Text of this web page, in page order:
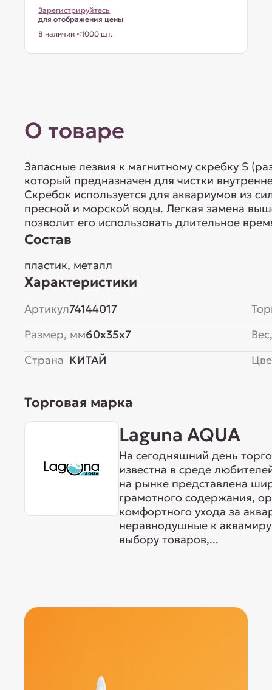
Зарегистрируйтесь
для отображения цены
В наличии <1000 шт.
О товаре
Запасные лезвия к магнитному скребку S
который предназначен для чистки
Скребок используется для аквариумов из
пресной и морской воды. Легкая замена
позволит его использовать длительное
Состав
пластик, металл
Характеристики
Артикул74144017
Размер, мм60x35x7
Страна КИТАЙ
Торговая марка
Laguna AQUA
На сегодняшний день
известна в среде
на рынке представлена
грамотного содержания,
комфортного ухода за
неравнодушные к
выбору товаров,...